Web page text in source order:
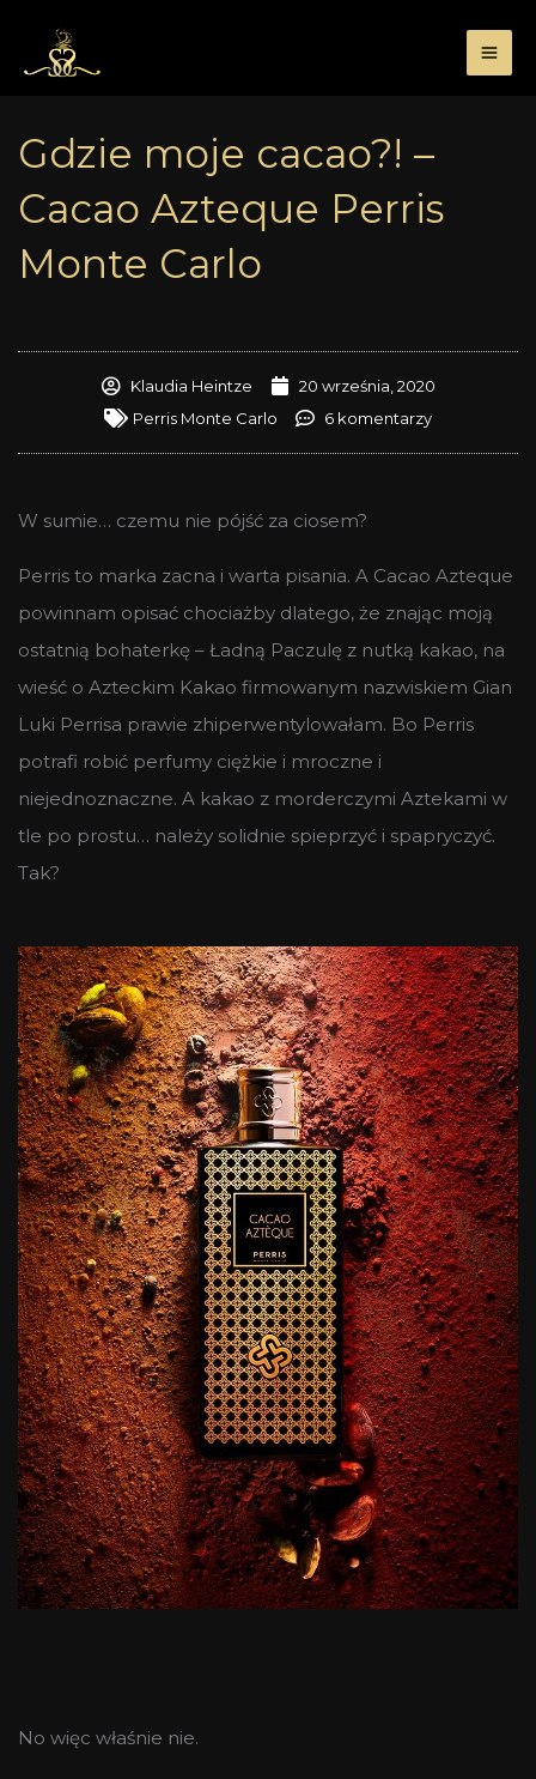
treści
Gdzie moje cacao?! –
Cacao Azteque Perris
Monte Carlo
Klaudia Heintze
20 września, 2020
Perris Monte Carlo
6 komentarzy
W sumie… czemu nie pójść za ciosem?
Perris to marka zacna i warta pisania. A Cacao Azteque
powinnam opisać chociażby dlatego, że znając moją
ostatnią bohaterkę – Ładną Paczulę z nutką kakao, na
wieść o Azteckim Kakao firmowanym nazwiskiem Gian
Luki Perrisa prawie zhiperwentylowałam. Bo Perris
potrafi robić perfumy ciężkie i mroczne i
niejednoznaczne. A kakao z morderczymi Aztekami w
tle po prostu… należy solidnie spieprzyć i spapryczyć.
Tak?
No więc właśnie nie.